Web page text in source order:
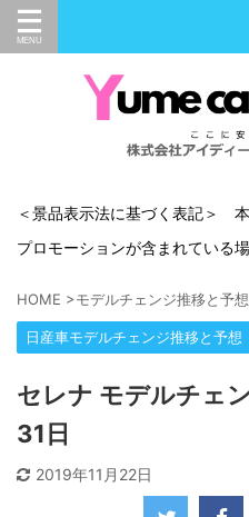
＜景品表示法に基づく表記＞
プロモーションが含まれている
HOME >モデルチェンジ推移と予想
日産車モデルチェンジ推移と予想
セレナ モデルチェ
31日
2019年11月22日